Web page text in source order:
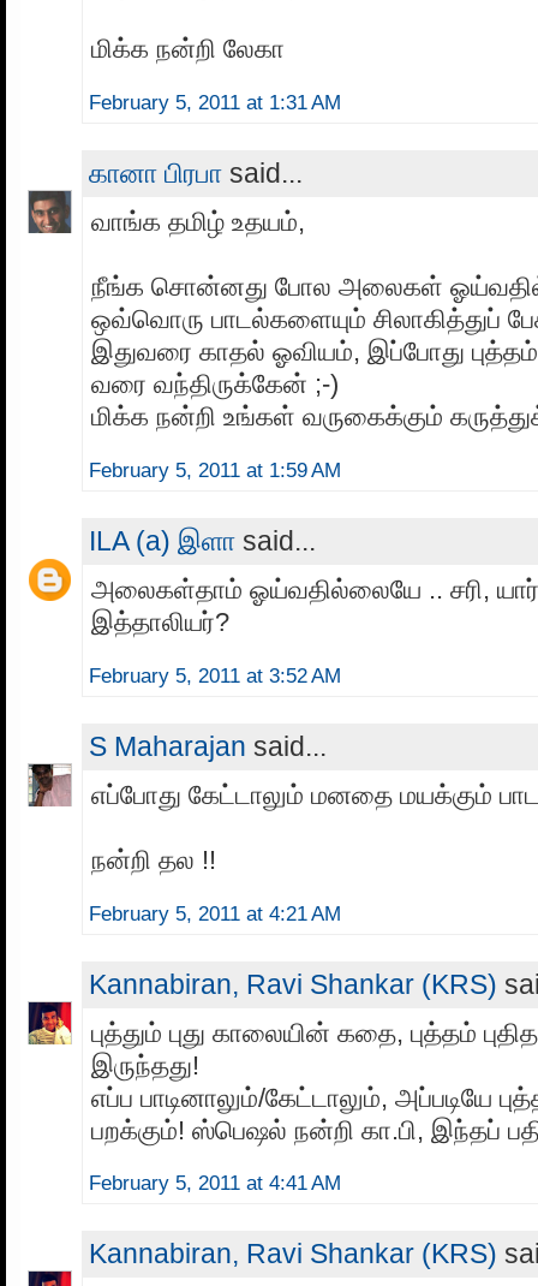
மிக்க நன்றி லேகா
February 5, 2011 at 1:31 AM
கானா பிரபா said...
வாங்க தமிழ் உதயம்,
நீங்க சொன்னது போல அலைகள்
ஒவ்வொரு பாடல்களையும் சிலாகித்துப்
இதுவரை காதல் ஓவியம், இப்போது
வரை வந்திருக்கேன் ;-)
மிக்க நன்றி உங்கள் வருகைக்கும்
February 5, 2011 at 1:59 AM
ILA (a) இளா said...
அலைகள்தாம் ஓய்வதில்லையே .. சரி,
இத்தாலியர்?
February 5, 2011 at 3:52 AM
S Maharajan said...
எப்போது கேட்டாலும் மனதை மயக்கும்
நன்றி தல !!
February 5, 2011 at 4:21 AM
Kannabiran, Ravi Shankar (KRS)
புத்தும் புது காலையின் கதை, புத்தம்
இருந்தது!
எப்ப பாடினாலும்/கேட்டாலும், அப்படியே
பறக்கும்! ஸ்பெஷல் நன்றி கா.பி, இந்தப்
February 5, 2011 at 4:41 AM
Kannabiran, Ravi Shankar (KRS)